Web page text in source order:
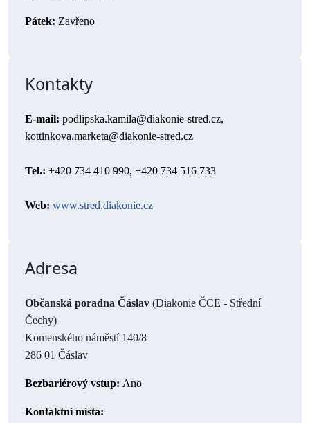
Pátek: Zavřeno
Kontakty
E-mail: podlipska.kamila@diakonie-stred.cz,
kottinkova.marketa@diakonie-stred.cz
Tel.: +420 734 410 990, +420 734 516 733
Web: www.stred.diakonie.cz
Adresa
Občanská poradna Čáslav(Diakonie ČCE - Střední
Čechy)
Komenského náměstí 140/8
286 01 Čáslav
Bezbariérový vstup: Ano
Kontaktní místa: